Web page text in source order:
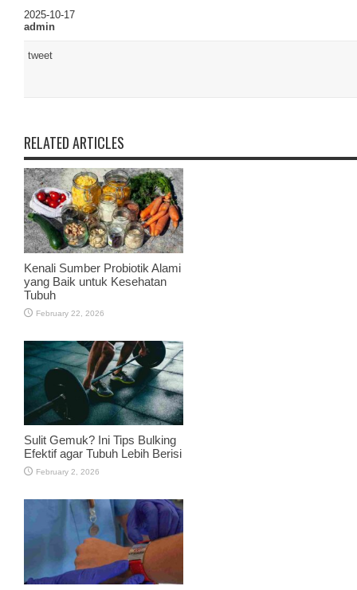
2025-10-17
admin
tweet
RELATED ARTICLES
Kenali Sumber Probiotik Alami
yang Baik untuk Kesehatan
Tubuh
February 22, 2026
Sulit Gemuk? Ini Tips Bulking
Efektif agar Tubuh Lebih Berisi
February 2, 2026